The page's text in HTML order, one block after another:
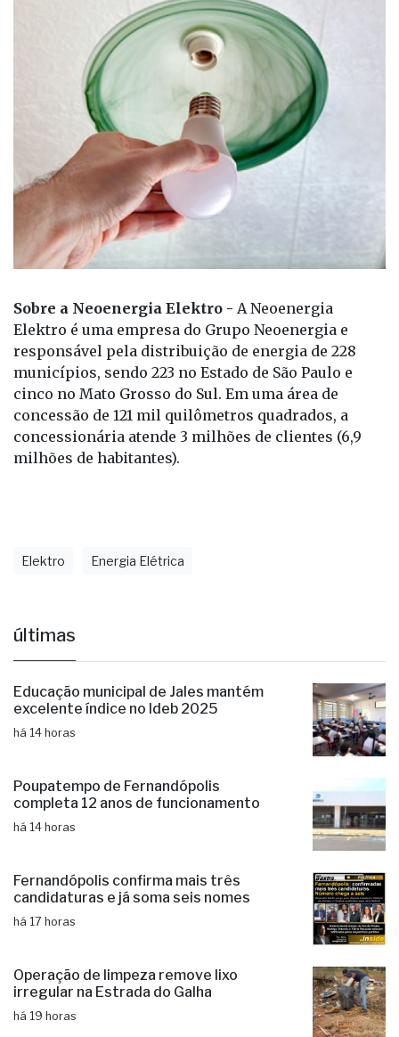
Sobre a Neoenergia Elektro - A Neoenergia
Elektro é uma empresa do Grupo Neoenergia e
responsável pela distribuição de energia de 228
municípios, sendo 223 no Estado de São Paulo e
cinco no Mato Grosso do Sul. Em uma área de
concessão de 121 mil quilômetros quadrados, a
concessionária atende 3 milhões de clientes (6,9
milhões de habitantes).
Elektro Energia Elétrica
últimas
Educação municipal de Jales mantém
excelente índice no Ideb 2025
há 14 horas
Poupatempo de Fernandópolis
completa 12 anos de funcionamento
há 14 horas
Fernandópolis confirma mais três
candidaturas e já soma seis nomes
há 17 horas
Operação de limpeza remove lixo
irregular na Estrada do Galha
há 19 horas